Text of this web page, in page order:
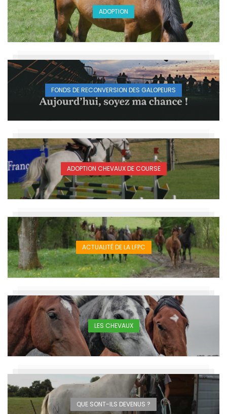
ADOPTION
FONDS DE RECONVERSION DES GALOPEURS
ADOPTION CHEVAUX DE COURSE
ACTUALITÉ DE LA LFPC
LES CHEVAUX
QUE SONT-ILS DEVENUS ?